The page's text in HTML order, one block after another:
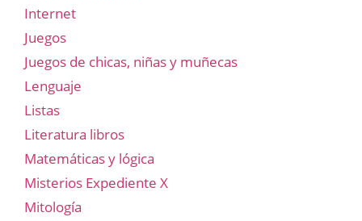
Internet
Juegos
Juegos de chicas, niñas y muñecas
Lenguaje
Listas
Literatura libros
Matemáticas y lógica
Misterios Expediente X
Mitología